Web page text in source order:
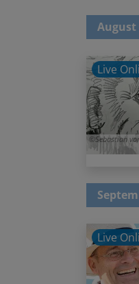
August
Sebastian
Live
Live